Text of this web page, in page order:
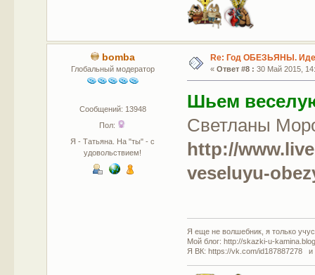
bomba
Глобальный модератор
Сообщений: 13948
Пол:
Я - Татьяна. На "ты" - с
удовольствием!
Re: Год ОБЕЗЬЯНЫ.
« Ответ #8 : 30 Май 2015,
Шьем
Светланы
http://
veseluyu-
Я еще не волшебник, я только
Мой блог: http://skazki-u-
Я ВК: https://vk.com/id187887278 и